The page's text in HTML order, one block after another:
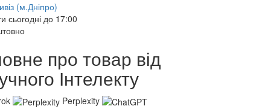
(м.Дніпро)
сьогодні до 17:00
про товар від
Інтелекту
Perplexity